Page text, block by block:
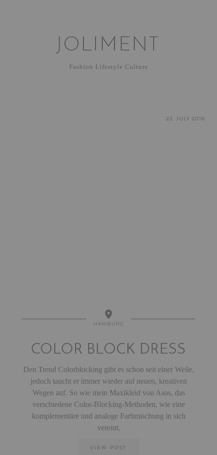
JOLIMENT
Fashion Lifestyle Culture
22. JULY 2016
HAMBURG
COLOR BLOCK DRESS
Den Trend Colorblocking gibt es schon seit einer Weile,
jedoch taucht er immer wieder auf neuen, kreativen
Wegen auf. So wie mein Maxikleid von Asos, das
verschiedene Color-Blocking-Methoden, wie eine
komplementäre und analoge Farbmischung in sich
vereint,
VIEW POST